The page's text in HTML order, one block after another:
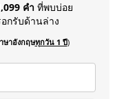
คำ ที่พบบ่อย
อกรับด้านล่าง
ษาอังกฤษทุกวัน 1 ปี)